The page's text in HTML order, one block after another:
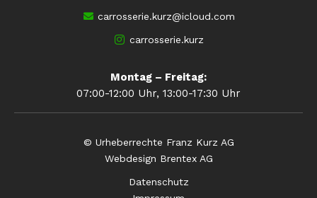
carrosserie.kurz@icloud.com
carrosserie.kurz
Montag – Freitag:
07:00-12:00 Uhr, 13:00-17:30 Uhr
© Urheberrechte Franz Kurz AG
Webdesign Brentex AG
Datenschutz